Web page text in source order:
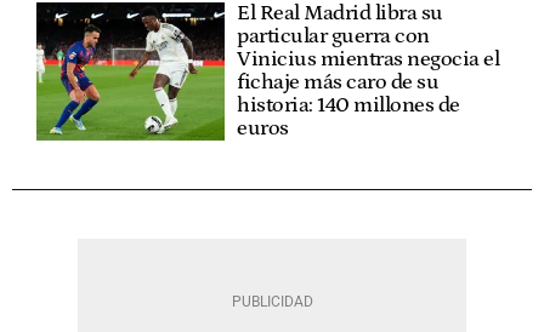
El Real Madrid libra su
particular guerra con
Vinicius mientras negocia el
fichaje más caro de su
historia: 140 millones de
euros